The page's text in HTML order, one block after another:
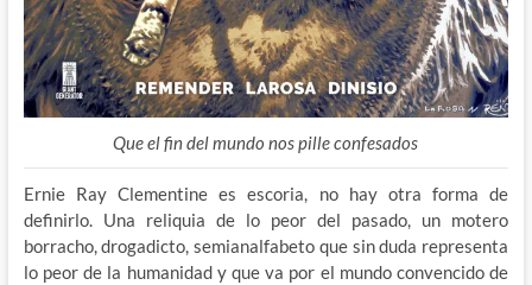
Que el fin del mundo nos pille confesados
Ernie Ray Clementine es escoria, no hay otra forma de
definirlo. Una reliquia de lo peor del pasado, un motero
borracho, drogadicto, semianalfabeto que sin duda representa
lo peor de la humanidad y que va por el mundo convencido de